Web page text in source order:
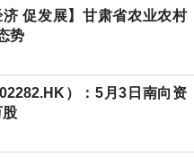
济 促发展】甘肃省农业农村
势
）：5月3日南向资
股